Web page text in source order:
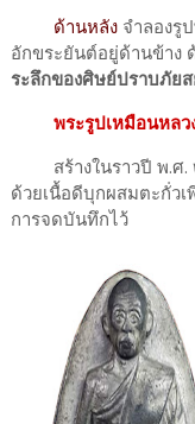
ด้านหลังจำลองรู
อักขระยันต์อยู่ด้านข้าง
ระลึกของศิษย์ปราบภัย
พระรูปเหมือนหล
สร้างในราวปี พ.ศ.
ด้วยเนื้อดีบุกผสมตะกั่วเ
การจดบันทึกไว้